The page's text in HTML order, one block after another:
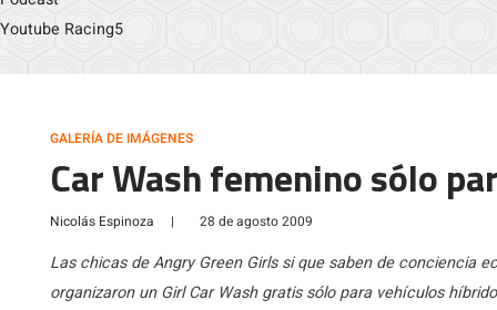
Youtube Racing5
GALERÍA DE IMÁGENES
Car Wash femenino sólo
Nicolás Espinoza | 28 de agosto 2009
Las chicas de Angry Green Girls si que saben de conciencia
organizaron un Girl Car Wash gratis sólo para vehículos